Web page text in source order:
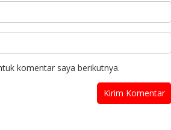
komentar saya berikutnya.